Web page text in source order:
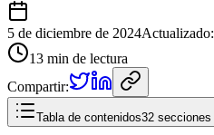
5 de diciembre de 2024Actualizado:
13 min de lectura
Compartir:
Tabla de contenidos32 secciones